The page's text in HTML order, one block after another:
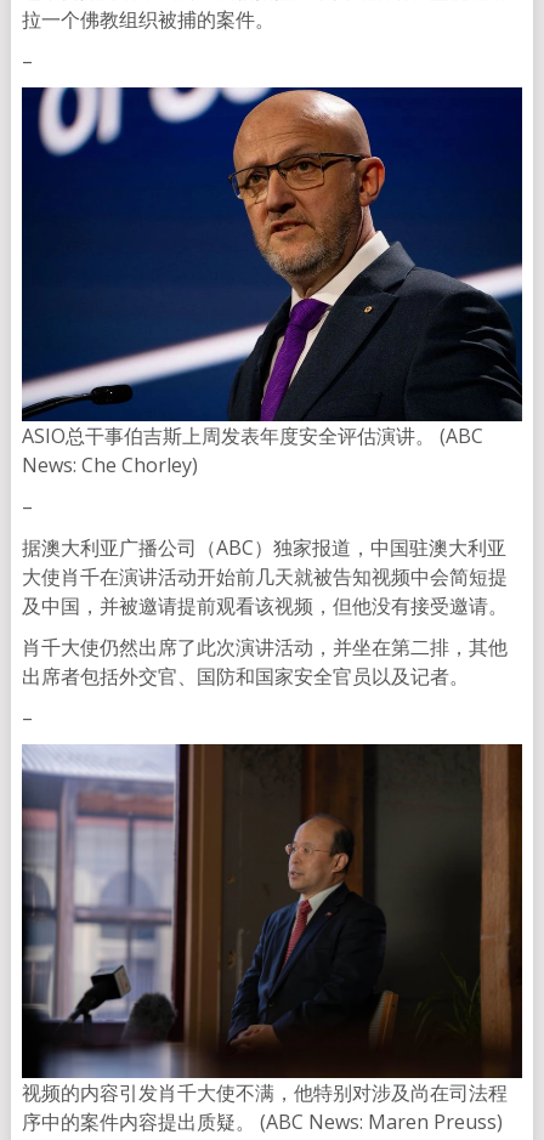
拉一个佛教组织被捕的案件。
–
ASIO总干事伯吉斯上周发表年度安全评估演讲。 (ABC
News: Che Chorley)
–
据澳大利亚广播公司（ABC）独家报道，中国驻澳大利亚
大使肖千在演讲活动开始前几天就被告知视频中会简短提
及中国，并被邀请提前观看该视频，但他没有接受邀请。
肖千大使仍然出席了此次演讲活动，并坐在第二排，其他
出席者包括外交官、国防和国家安全官员以及记者。
–
视频的内容引发肖千大使不满，他特别对涉及尚在司法程
序中的案件内容提出质疑。 (ABC News: Maren Preuss)